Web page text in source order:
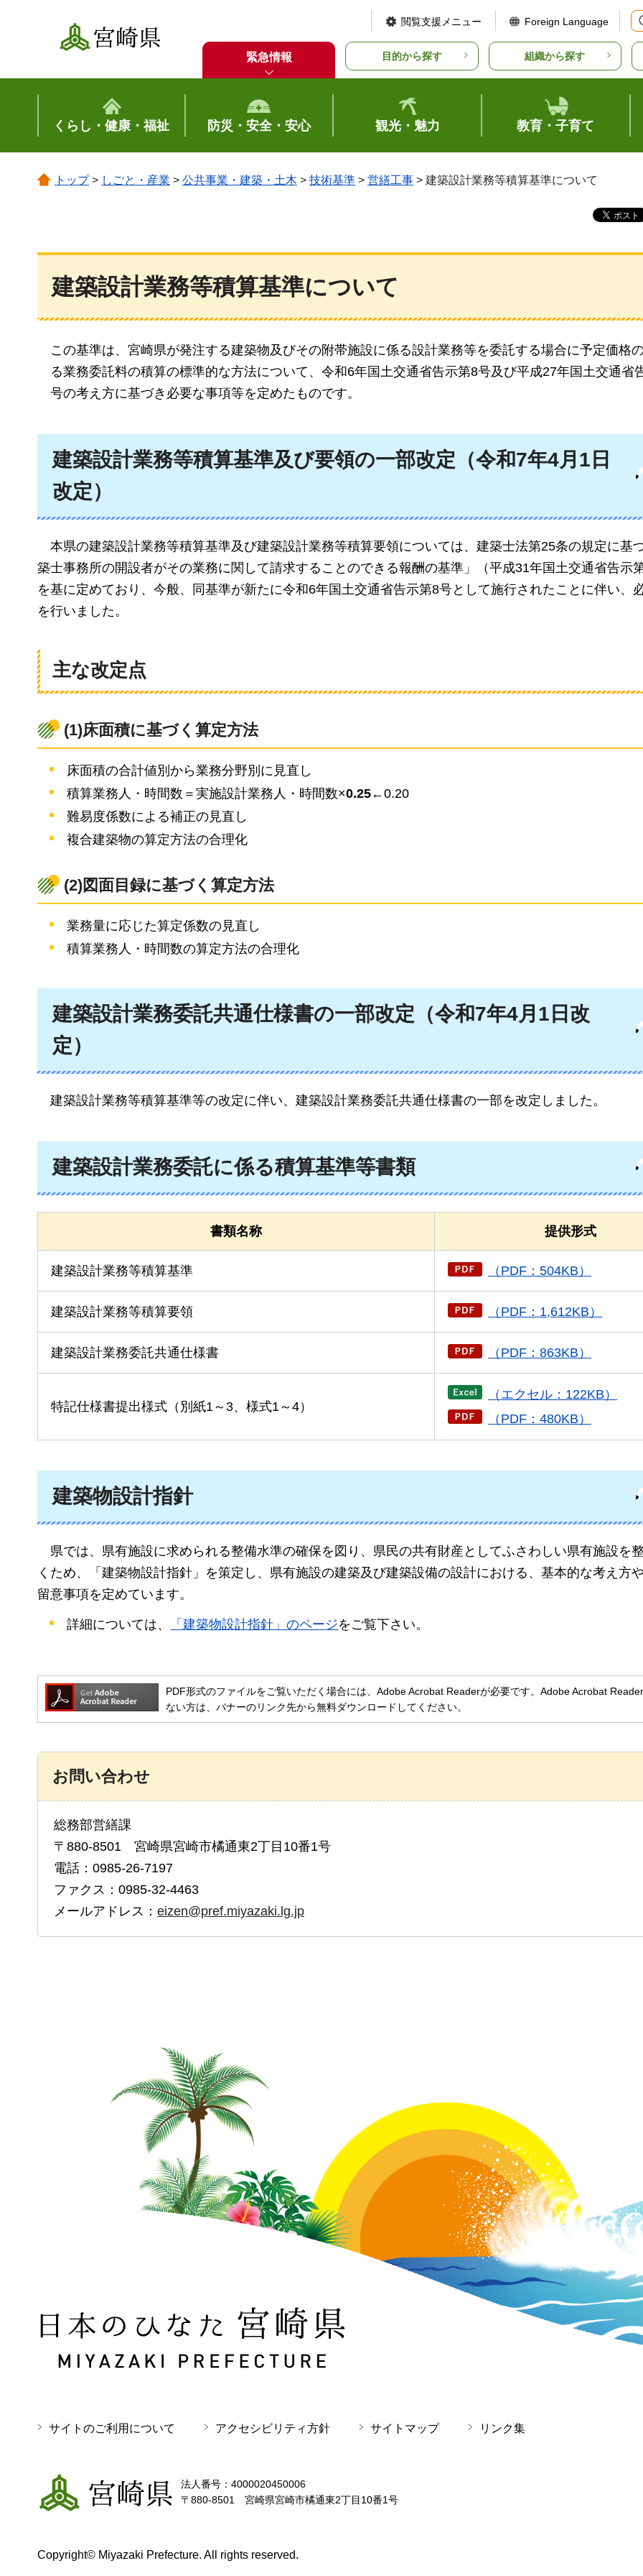
宮崎県
閲覧支援メニュー Foreign Language
緊急情報 目的から探す 組織から探す
くらし・健康・福祉 防災・安全・安心 観光・魅力 教育・子育て
トップ> しごと・産業 > 公共事業・建築・土木 > 技術基準 > 営繕工事 > 建築設計業務等積算基準について
建築設計業務等積算基準について
この基準は、宮崎県が発注する建築物及びその附帯施設に係る設計業務等を委託する場合に予定価格
る業務委託料の積算の標準的な方法について、令和6年国土交通省告示第8号及び平成27年国土交通省
号の考え方に基づき必要な事項等を定めたものです。
建築設計業務等積算基準及び要領の一部改定（令和7年4月1日
改定）
本県の建築設計業務等積算基準及び建築設計業務等積算要領については、建築士法第25条の規定に基
築士事務所の開設者がその業務に関して請求することのできる報酬の基準」（平成31年国土交通省告示
を基に定めており、今般、同基準が新たに令和6年国土交通省告示第8号として施行されたことに伴い、
を行いました。
主な改定点
(1)床面積に基づく算定方法
床面積の合計値別から業務分野別に見直し
積算業務人・時間数＝実施設計業務人・時間数×0.25←0.20
難易度係数による補正の見直し
複合建築物の算定方法の合理化
(2)図面目録に基づく算定方法
業務量に応じた算定係数の見直し
積算業務人・時間数の算定方法の合理化
建築設計業務委託共通仕様書の一部改定（令和7年4月1日改
定）
建築設計業務等積算基準等の改定に伴い、建築設計業務委託共通仕様書の一部を改定しました。
建築設計業務委託に係る積算基準等書類
書類名称 提供形式
建築設計業務等積算基準 （PDF：504KB）
建築設計業務等積算要領 （PDF：1,612KB）
建築設計業務委託共通仕様書 （PDF：863KB）
特記仕様書提出様式（別紙1～3、様式1～4）
（エクセル：122KB）
（PDF：480KB）
建築物設計指針
県では、県有施設に求められる整備水準の確保を図り、県民の共有財産としてふさわしい県有施設を
くため、「建築物設計指針」を策定し、 県有施設の建築及び建築設備の設計における、基本的な考え方
留意事項を定めています。
詳細については、 「建築物設計指針」のページをご覧下さい。
PDF形式のファイルをご覧いただく場合には、Adobe Acrobat Readerが必要です。Adobe Acrobat
ない方は、バナーのリンク先から無料ダウンロードしてください。
お問い合わせ
総務部営繕課
〒880-8501 宮崎県宮崎市橘通東2丁目10番1号
電話：0985-26-7197
ファクス：0985-32-4463
メールアドレス： eizen@pref.miyazaki.lg.jp
日本のひなた 宮崎県 MIYAZAKI PREFECTURE
サイトのご利用について アクセシビリティ方針 サイトマップ リンク集
宮崎県
法人番号：4000020450006
〒880-8501 宮崎県宮崎市橘通東2丁目10番1号
Copyright© Miyazaki Prefecture. All rights reserved.